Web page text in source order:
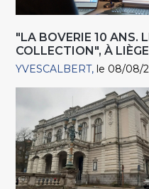
"LA BOVERIE 10 ANS.
COLLECTION", À
YVESCALBERT le 08/08/